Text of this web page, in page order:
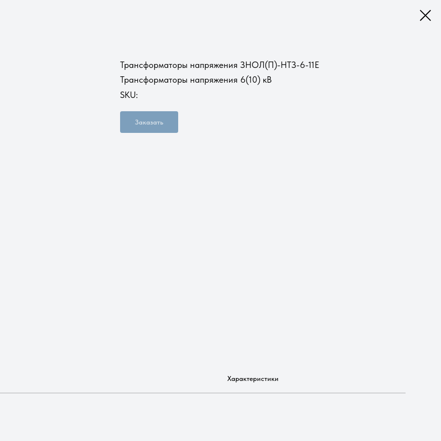
Трансформаторы напряжения ЗНОЛ(П)-НТЗ-6-11Е
Трансформаторы напряжения 6(10) кВ
SKU:
Заказать
Характеристики